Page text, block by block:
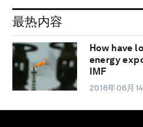
最热内容
How have
energy
IMF
2016年06月